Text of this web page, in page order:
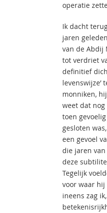
operatie
Ik dacht
jaren
van de Abdij
tot verdriet
definitief
levenswijze’
monniken,
weet dat
toen
gesloten
een gevoel
die jaren
deze
Tegelijk
voor waar hij
ineens zag